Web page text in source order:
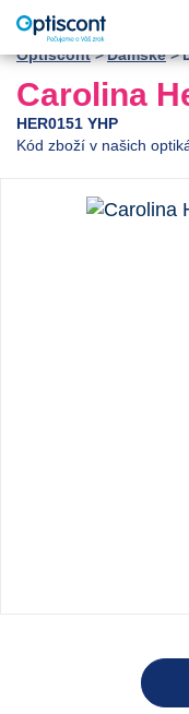
Optiscont Dámské
Carolina
HER0151 YHP
Kód zboží v našich